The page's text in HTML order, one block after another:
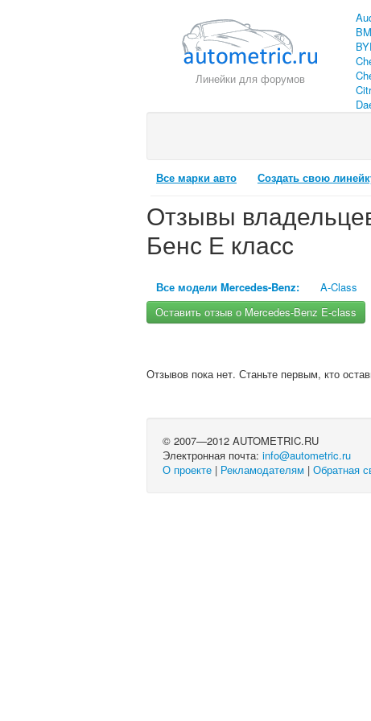
Линейки для форумов
Все марки авто Создать свою
Отзывы
Бенс Е класс
Все модели Mercedes-Benz: A-Class
Оставить отзыв о Mercedes-Benz E-class
Отзывов пока нет. Станьте первым, кто
© 2007—2012 AUTOMETRIC.RU
Электронная почта: info@autometric.ru
О проекте | Рекламодателям | Обратная